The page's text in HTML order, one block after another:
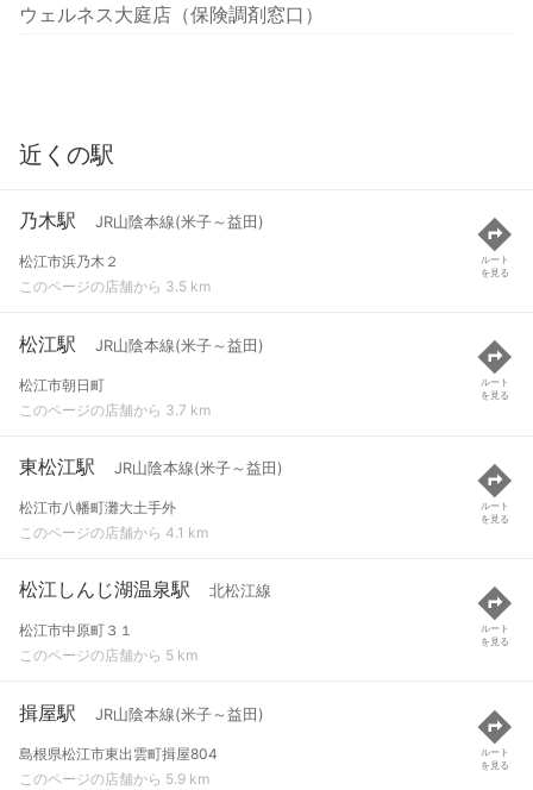
ウェルネス大庭店（保険調剤窓口）
近くの駅
乃木駅 JR山陰本線(米子～益田)
松江市浜乃木２
このページの店舗から 3.5 km
ルート
を見る
松江駅 JR山陰本線(米子～益田)
松江市朝日町
このページの店舗から 3.7 km
ルート
を見る
東松江駅 JR山陰本線(米子～益田)
松江市八幡町灘大土手外
このページの店舗から 4.1 km
ルート
を見る
松江しんじ湖温泉駅 北松江線
松江市中原町３１
このページの店舗から 5 km
ルート
を見る
揖屋駅 JR山陰本線(米子～益田)
島根県松江市東出雲町揖屋804
このページの店舗から 5.9 km
ルート
を見る